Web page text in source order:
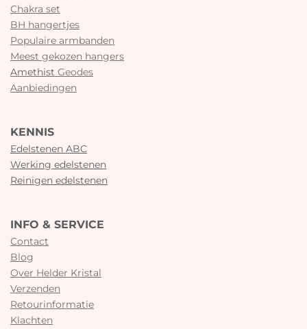
Chakra set
BH hangertjes
Populaire armbanden
Meest gekozen hangers
Amethist Geodes
Aanbiedingen
KENNIS
Edelstenen ABC
Werking edelstenen
Reinigen edelstenen
INFO & SERVICE
Contact
Blog
Over Helder Kristal
Verzenden
Retourinformatie
Klachten